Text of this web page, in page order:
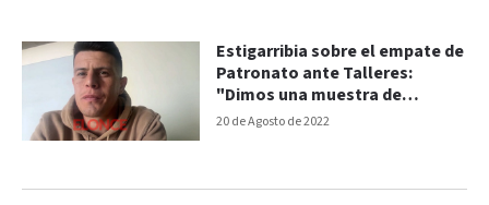
20 de Agosto de 2022
Estigarribia sobre el empate de
Patronato ante Talleres:
"Dimos una muestra de
carácter"